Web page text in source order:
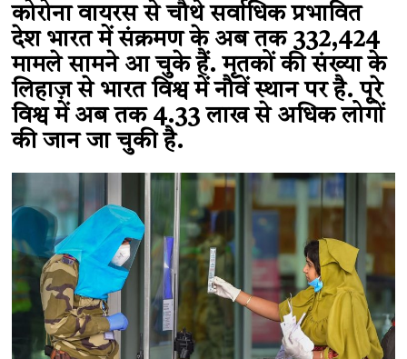
कोरोना वायरस से चौथे सर्वाधिक प्रभावित
देश भारत में संक्रमण के अब तक 332,424
मामले सामने आ चुके हैं. मृतकों की संख्या के
लिहाज़ से भारत विश्व में नौवें स्थान पर है. पूरे
विश्व में अब तक 4.33 लाख से अधिक लोगों
की जान जा चुकी है.